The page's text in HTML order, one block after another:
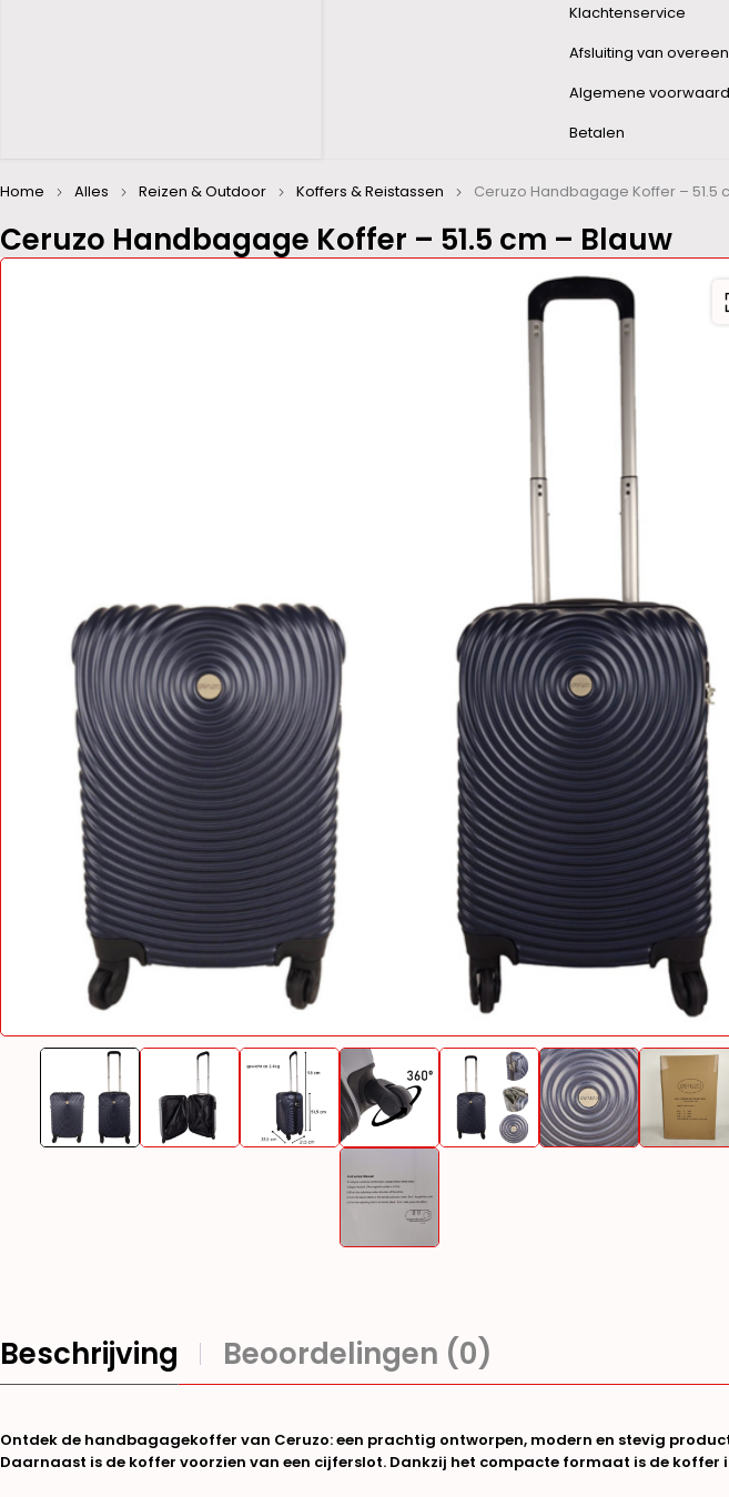
Klachtenservice
Afsluiting van
Algemene
Betalen
Ceruzo Handbagage Koffer – 51.5 cm – Blauw
Home Alles Reizen & Outdoor Koffers & Reistassen Ceruzo Handbagage Koffer – 51.5
Beschrijving Beoordelingen (0)
Ontdek de handbagagekoffer van Ceruzo: een prachtig ontworpen, modern en stevig
Daarnaast is de koffer voorzien van een cijferslot. Dankzij het compacte formaat is de koffer